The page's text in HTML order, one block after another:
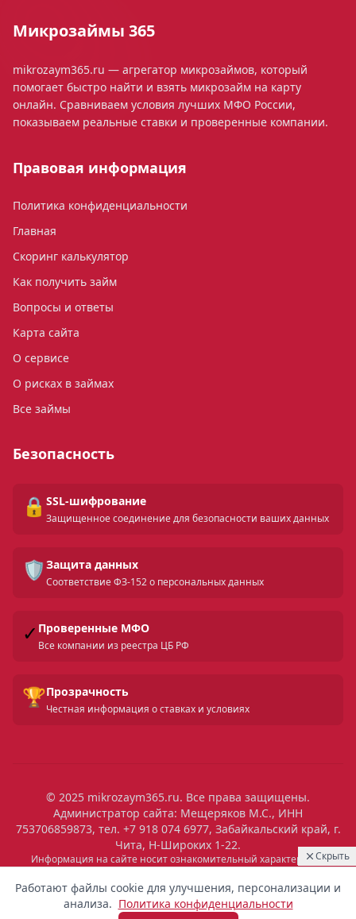
Скрыть
06:04
Выдан
Омск
Работают файлы cookie для улучшения, персонализации и
анализа. Политика конфиденциальности
Микрозаймы 365
mikrozaym365.ru — агрегатор микрозаймов, который
помогает быстро найти и взять микрозайм на карту
онлайн. Сравниваем условия лучших МФО России,
показываем реальные ставки и проверенные компании.
Правовая информация
Политика конфиденциальности
Главная
Скоринг калькулятор
Как получить займ
Вопросы и ответы
Карта сайта
О сервисе
О рисках в займах
Все займы
Безопасность
🔒 SSL-шифрование
Защищенное соединение для безопасности ваших данных
🛡️ Защита данных
Соответствие ФЗ-152 о персональных данных
✓ Проверенные МФО
Все компании из реестра ЦБ РФ
🏆Прозрачность
Честная информация о ставках и условиях
© 2025 mikrozaym365.ru. Все права защищены.
Администратор сайта: Мещеряков М.С., ИНН
753706859873, тел. +7 918 074 6977, Забайкальский край, г.
Чита, Н-Широких 1-22.
Информация на сайте носит ознакомительный характер и не
является публичной офертой. Все условия микрозаймов уточняйте
на сайтах МФО. Помните: займ — это обязательство, которое
необходимо исполнять. Невыполнение обязательств влечет штрафы
и ухудшение кредитной истории. Услуги предоставляются